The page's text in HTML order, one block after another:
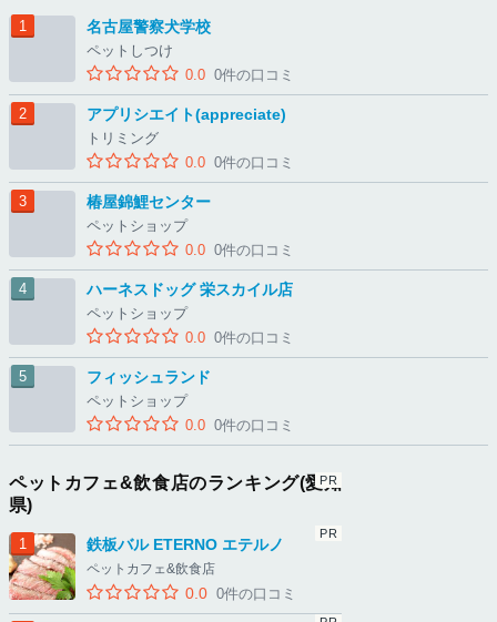
名古屋警察犬学校
ペットしつけ
0.0 0件の口コミ
アプリシエイト(appreciate)
トリミング
0.0 0件の口コミ
椿屋錦鯉センター
ペットショップ
0.0 0件の口コミ
ハーネスドッグ 栄スカイル店
ペットショップ
0.0 0件の口コミ
フィッシュランド
ペットショップ
0.0 0件の口コミ
ペットカフェ&飲食店のランキング(愛知
県)
鉄板バル ETERNO エテルノ
ペットカフェ&飲食店
0.0 0件の口コミ